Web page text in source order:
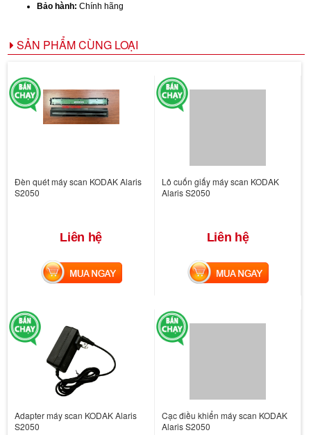
Bảo hành: Chính hãng
SẢN PHẨM CÙNG LOẠI
Đèn quét máy scan KODAK Alaris
S2050
Liên hệ
MUA NGAY
Lô cuốn giấy máy scan KODAK
Alaris S2050
Liên hệ
MUA NGAY
Adapter máy scan KODAK Alaris
S2050
Cạc điều khiển máy scan KODAK
Alaris S2050